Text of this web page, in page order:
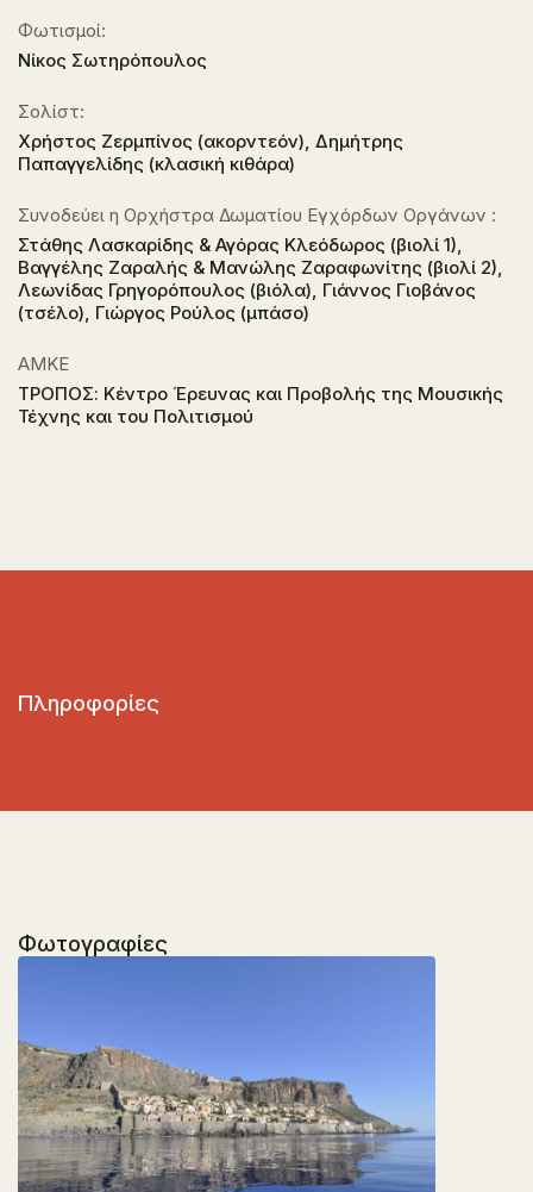
Φωτισμοί:
Νίκος Σωτηρόπουλος
Σολίστ:
Χρήστος Ζερμπίνος (ακορντεόν), Δημήτρης
Παπαγγελίδης (κλασική κιθάρα)
Συνοδεύει η Ορχήστρα Δωματίου Εγχόρδων Οργάνων :
Στάθης Λασκαρίδης & Αγόρας Κλεόδωρος (βιολί 1),
Βαγγέλης Ζαραλής & Μανώλης Ζαραφωνίτης (βιολί 2),
Λεωνίδας Γρηγορόπουλος (βιόλα), Γιάννος Γιοβάνος
(τσέλο), Γιώργος Ρούλος (μπάσο)
ΑΜΚΕ
ΤΡΟΠΟΣ: Κέντρο Έρευνας και Προβολής της Μουσικής
Τέχνης και του Πολιτισμού
Πληροφορίες
Φωτογραφίες